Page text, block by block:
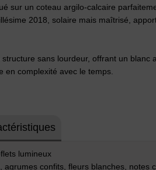
sur un coteau argilo-calcaire
2018, solaire mais maîtrisé,
structure sans lourdeur, offrant un
en complexité avec le temps.
lumineux
agrumes confits, fleurs blanches, notes